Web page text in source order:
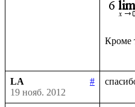
Кроме
LA
#
19 нояб. 2012